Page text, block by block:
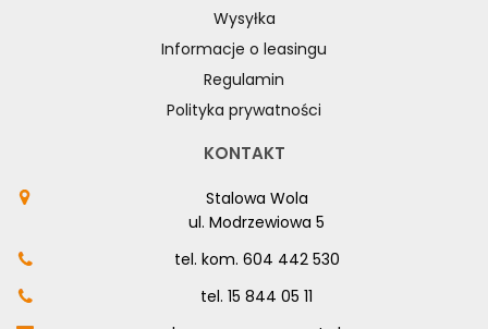
Wysyłka
Informacje o leasingu
Regulamin
Polityka prywatności
KONTAKT
Stalowa Wola
ul. Modrzewiowa 5
tel. kom. 604 442 530
tel. 15 844 05 11